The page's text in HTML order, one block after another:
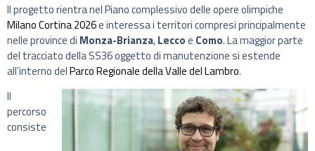
Il progetto rientra nel Piano complessivo delle opere olimpiche
Milano Cortina 2026e interessa i territori compresi principalmente
nelle province di Monza-Brianza,Leccoe Como. La maggior parte
del tracciato della SS36 oggetto di manutenzione si estende
all’interno delParco Regionale della Valle del Lambro.
Il
percorso
consiste